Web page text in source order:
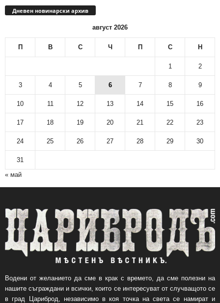
Дневен новинарски архив
август 2026
П В С Ч П С Н
1 2
3 4 5 6 7 8 9
10 11 12 13 14 15 16
17 18 19 20 21 22 23
24 25 26 27 28 29 30
31
« май
Водени от желанието да сме в крак с времето, да сме полезни на
нашите съграждани и всички, които се интересуват от случващото се
в град Цариброд, независимо в коя точка на света се намират и